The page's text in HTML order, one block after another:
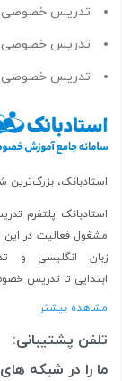
تدریس
تدریس خصوصی
تدریس خصوصی
استادبانک،
استادبانک پلتفرم
مشغول فعالیت در
زبان انگلیسی و
ابتدایی تا تدریس
مشاهده بیشتر
تلفن پشتیبانی:
ما را در شبکه